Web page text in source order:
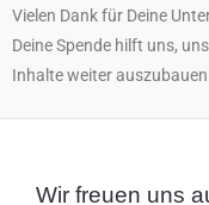
Vielen Dank für Deine
Deine Spende hilft uns,
Inhalte weiter auszubauen.
Wir freuen uns